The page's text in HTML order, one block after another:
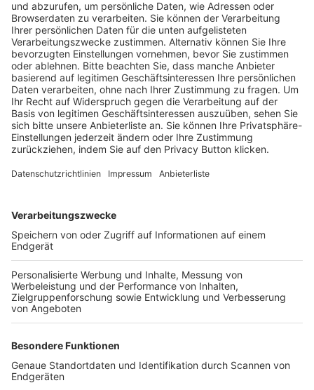
Pässe und Vereinswechsel
Trainerausbildung
Schulungsangebot Vereinsmitarbeiter
BFV-Geschäftsstellen
Trainerbörse
Login SpielPlus
FOLGE DEM BFV
TOP-VEREINE
TOP-PARTNER